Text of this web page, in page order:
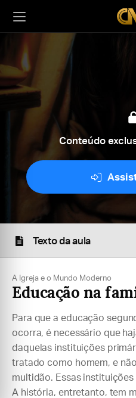
Conteúdo
Texto da aula
A Igreja e o Mundo Moderno
Educação na
Para que a educação
ocorra, é necessário que
daquelas instituições
tratado como homem, e
multidão. Essas
A história, entretanto, tem